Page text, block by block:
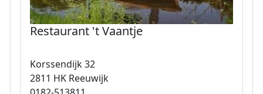
Restaurant 't Vaantje
Korssendijk 32
2811 HK Reeuwijk